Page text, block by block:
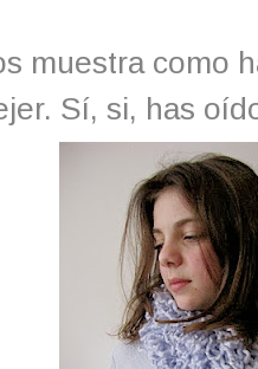
muestra como
Sí, si, has